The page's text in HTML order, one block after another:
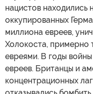
нацистов находились
оккупированных
миллиона евреев,
Холокоста, примерно
евреями. В годы
евреев. Британцы и
концентрационных